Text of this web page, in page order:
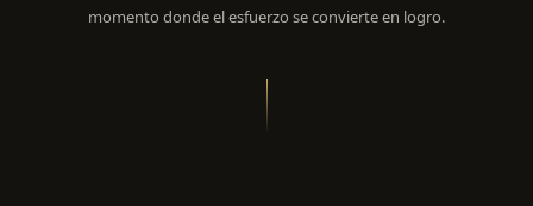
momento donde el esfuerzo se convierte en logro.